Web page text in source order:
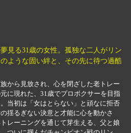
見る31歳の女性。孤独な二人がリン
ような固い絆と、その先に待つ過酷
から見放され、心を閉ざした老トレー
に現れた、31歳でプロボクサーを目指
当初は「女はとらない」と頑なに拒否
揺るぎない決意と才能に心を動かさ
レーニングを通じて芽生える、父と娘